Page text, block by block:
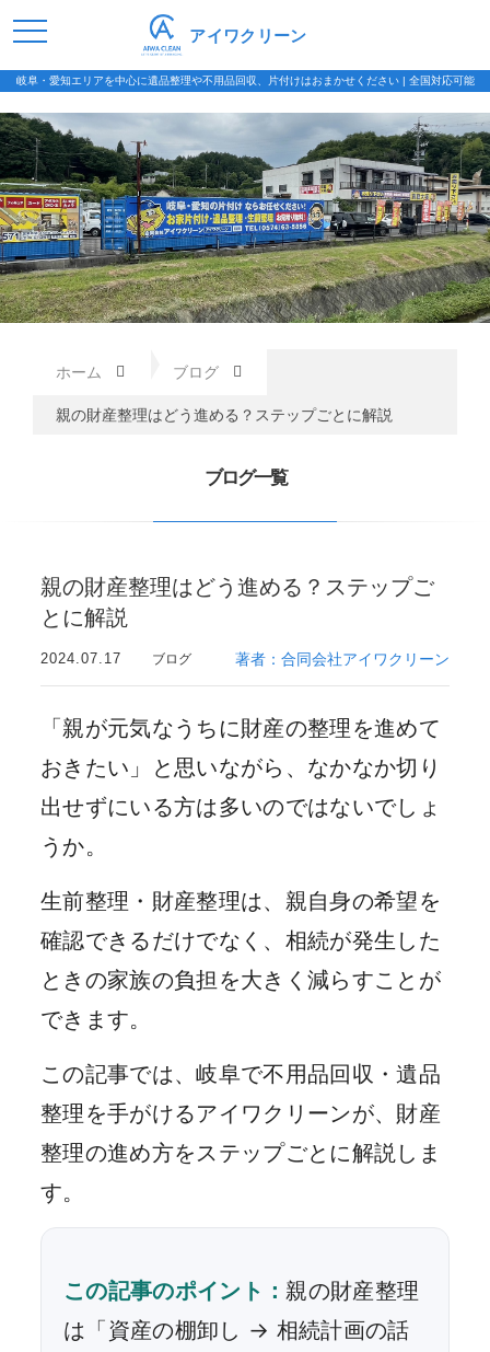
岐阜・愛知エリアを中心に遺品整理や不用品回収、片付けはおまかせください | 全国対応可能
アイワクリーン
ホーム ブログ
親の財産整理はどう進める？ステップごとに解説
ブログ一覧
親の財産整理はどう進める？ステップご
とに解説
2024.07.17 ブログ 著者：合同会社アイワクリーン
「親が元気なうちに財産の整理を進めて
おきたい」と思いながら、なかなか切り
出せずにいる方は多いのではないでしょ
うか。
生前整理・財産整理は、親自身の希望を
確認できるだけでなく、相続が発生した
ときの家族の負担を大きく減らすことが
できます。
この記事では、岐阜で不用品回収・遺品
整理を手がけるアイワクリーンが、財産
整理の進め方をステップごとに解説しま
す。
この記事のポイント：親の財産整理
は「資産の棚卸し → 相続計画の話